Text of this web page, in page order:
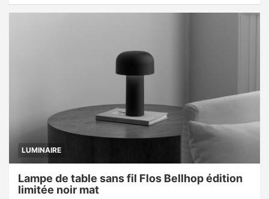
LUMINAIRE
Lampe de table sans fil Flos Bellhop édition
limitée noir mat